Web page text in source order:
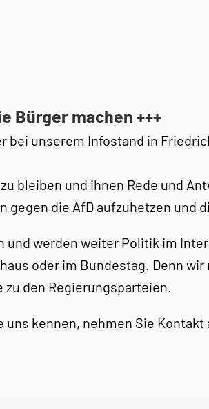
Bürger machen +++
unserem Infostand in
bleiben und ihnen Rede und
die AfD aufzuhetzen und
werden weiter Politik im
oder im Bundestag. Denn
den Regierungsparteien.
uns kennen, nehmen Sie